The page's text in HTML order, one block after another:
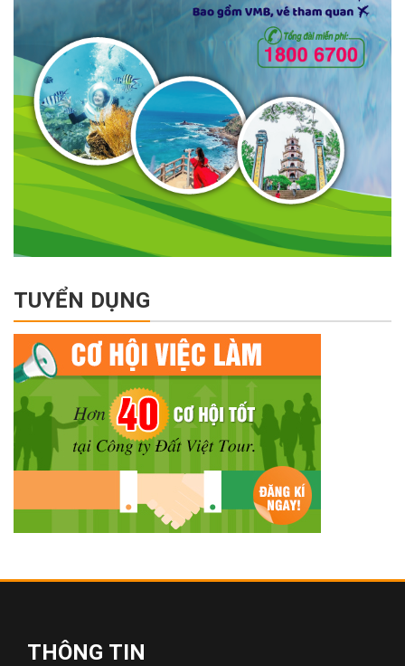
TUYỂN DỤNG
THÔNG TIN